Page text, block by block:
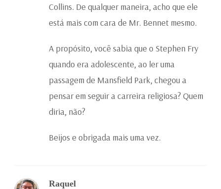
Collins. De qualquer maneira, acho que ele
está mais com cara de Mr. Bennet mesmo.
A propósito, você sabia que o Stephen Fry
quando era adolescente, ao ler uma
passagem de Mansfield Park, chegou a
pensar em seguir a carreira religiosa? Quem
diria, não?
Beijos e obrigada mais uma vez.
Raquel